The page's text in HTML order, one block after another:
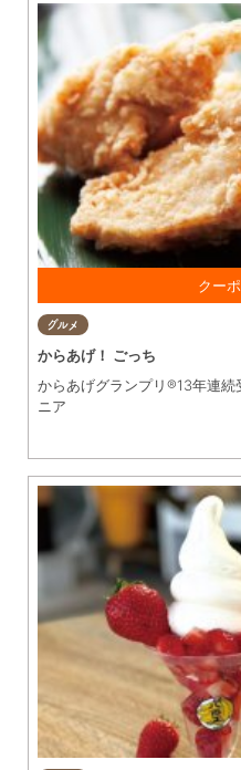
1,000円以上 お買い上げで お
ビスとの併用不可
グルメ
からあげ！ ごっち
からあげグランプリ®13年連
ニア